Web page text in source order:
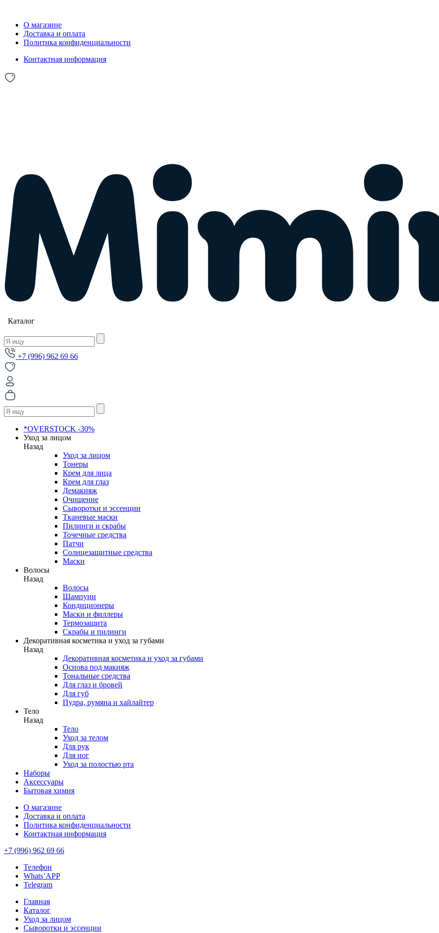
О магазине
Доставка и оплата
Политика конфиденциальности
Контактная информация
Каталог
+7 (996) 962 69 66
*OVERSTOCK -30%
Уход за лицом
Назад
Уход за лицом
Тонеры
Крем для лица
Крем для глаз
Демакияж
Очищение
Сыворотки и эссенции
Тканевые маски
Пилинги и скрабы
Точечные средства
Патчи
Солнцезащитные средства
Маски
Волосы
Назад
Волосы
Шампуни
Кондиционеры
Маски и филлеры
Термозащита
Скрабы и пилинги
Декоративная косметика и уход за губами
Назад
Декоративная косметика и уход за губами
Основа под макияж
Тональные средства
Для глаз и бровей
Для губ
Пудра, румяна и хайлайтер
Тело
Назад
Тело
Уход за телом
Для рук
Для ног
Уход за полостью рта
Наборы
Аксессуары
Бытовая химия
О магазине
Доставка и оплата
Политика конфиденциальности
Контактная информация
+7 (996) 962 69 66
Телефон
Whats’APP
Telegram
Главная
Каталог
Уход за лицом
Сыворотки и эссенции